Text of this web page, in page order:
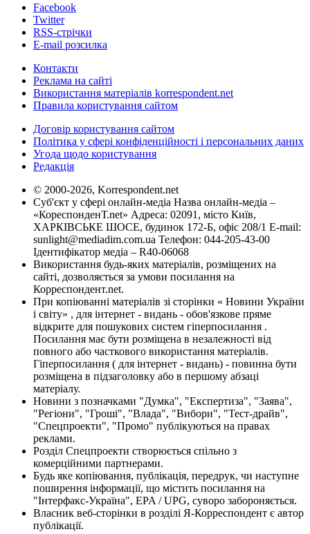
Facebook
Twitter
RSS-стрічки
E-mail розсилка
Контакти
Реклама на сайті
Використання матеріалів korrespondent.net
Правила користування сайтом
Договір користування сайтом
Політика у сфері конфіденційності і персональних даних
Угода щодо користування
Редакція
© 2000-2026, Korrespondent.net
Суб'єкт у сфері онлайн-медіа Назва онлайн-медіа –
«КореспонденТ.net» Адреса: 02091, місто Київ,
ХАРКІВСЬКЕ ШОСЕ, будинок 172-Б, офіс 208/1 E-mail:
sunlight@mediadim.com.ua Телефон: 044-205-43-00
Ідентифікатор медіа – R40-06068
Використання будь-яких матеріалів, розміщених на
сайті, дозволяється за умови посилання на
Корреспондент.net.
При копіюванні матеріалів зі сторінки « Новини України
і світу» , для інтернет - видань - обов'язкове пряме
відкрите для пошукових систем гіперпосилання .
Посилання має бути розміщена в незалежності від
повного або часткового використання матеріалів.
Гіперпосилання ( для інтернет - видань) - повинна бути
розміщена в підзаголовку або в першому абзаці
матеріалу.
Новини з позначками "Думка", "Експертиза", "Заява",
"Регіони", "Гроші", "Влада", "Вибори", "Тест-драйв",
"Спецпроекти", "Промо" публікуються на правах
реклами.
Розділ Спецпроекти створюється спільно з
комерційними партнерами.
Будь яке копіювання, публікація, передрук, чи наступне
поширення інформації, що містить посилання на
"Інтерфакс-Україна", EPA / UPG, суворо забороняється.
Власник веб-сторінки в розділі Я-Корреспондент є автор
публікації.